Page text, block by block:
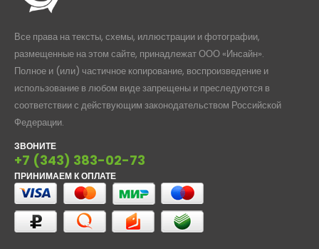
Все права на тексты, схемы, иллюстрации и фотографии,
размещенные на этом сайте, принадлежат ООО «Инсайн».
Полное и (или) частичное копирование, воспроизведение и
использование в любом виде запрещены и преследуются в
соответствии с действующим законодательством Российской
Федерации.
ЗВОНИТЕ
+7 (343) 383-02-73
ПРИНИМАЕМ К ОПЛАТЕ